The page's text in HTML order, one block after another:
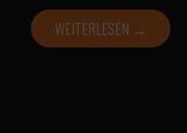
WEITERLESEN →